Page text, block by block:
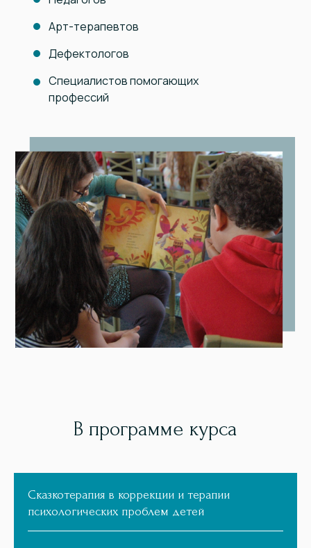
Арт-терапевтов
Специалистов помогающих
профессий
Дефектологов
В программе курса
Сказкотерапия в коррекции и терапии
психологических проблем детей